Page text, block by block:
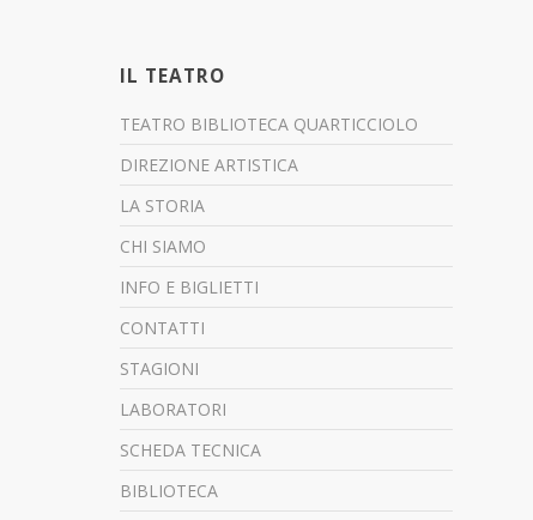
IL TEATRO
TEATRO BIBLIOTECA QUARTICCIOLO
DIREZIONE ARTISTICA
LA STORIA
CHI SIAMO
INFO E BIGLIETTI
CONTATTI
STAGIONI
LABORATORI
SCHEDA TECNICA
BIBLIOTECA